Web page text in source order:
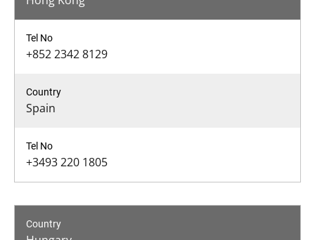
+852 2342 8129
Spain
+3493 220 1805